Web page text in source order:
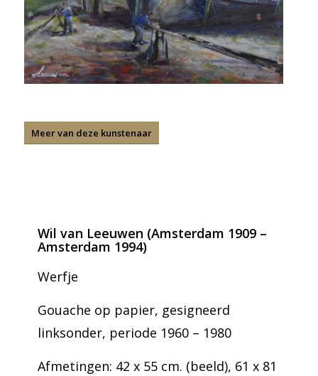
Meer van deze kunstenaar
Wil van Leeuwen (Amsterdam 1909 –
Amsterdam 1994)
Werfje
Gouache op papier, gesigneerd
linksonder, periode 1960 – 1980
Afmetingen: 42 x 55 cm. (beeld), 61 x 81